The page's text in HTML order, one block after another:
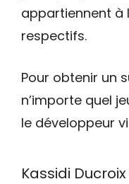
appartiennent à
respectifs.
Pour obtenir un
n’importe quel
le développeur
Kassidi Ducroix